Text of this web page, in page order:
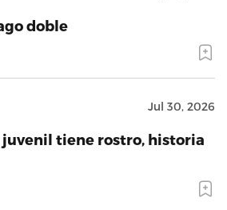
doble
Jul 30, 2026
tiene rostro, historia